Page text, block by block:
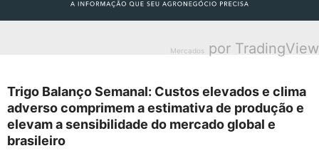
Mercados por TradingView
Trigo Balanço Semanal: Custos elevados e clima
adverso comprimem a estimativa de produção e
elevam a sensibilidade do mercado global e
brasileiro